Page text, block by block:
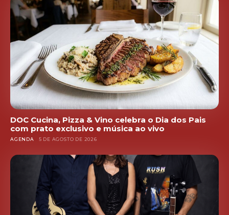
DOC Cucina, Pizza & Vino celebra o Dia dos Pais
com prato exclusivo e música ao vivo
AGENDA 5 DE AGOSTO DE 2026